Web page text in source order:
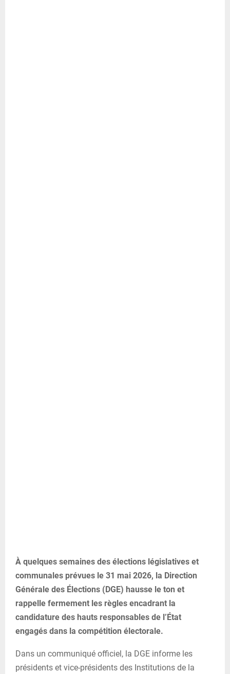
À quelques semaines des élections législatives et
communales prévues le 31 mai 2026, la Direction
Générale des Élections (DGE) hausse le ton et
rappelle fermement les règles encadrant la
candidature des hauts responsables de l’État
engagés dans la compétition électorale.
Dans un communiqué officiel, la DGE informe les
présidents et vice-présidents des Institutions de la